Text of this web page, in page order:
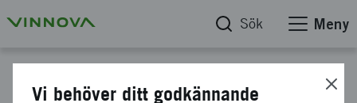
Sök Meny
Vi behöver ditt godkännande